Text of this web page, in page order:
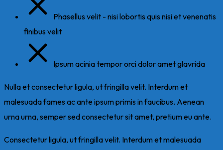
Phasellus velit - nisi lobortis quis nisi et venenatis
finibus velit
Ipsum acinia tempor orci dolor amet glavrida
Nulla et consectetur ligula, ut fringilla velit. Interdum et
malesuada fames ac ante ipsum primis in faucibus. Aenean
urna urna, semper sed consectetur sit amet, pretium eu ante.
Consectetur ligula, ut fringilla velit. Interdum et malesuada